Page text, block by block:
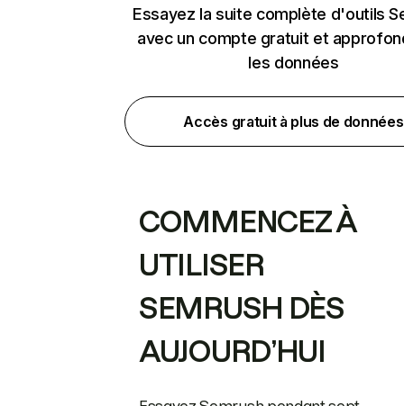
Essayez la suite complète d'outils
avec un compte gratuit et
les données
Accès gratuit à plus de données
COMMENCEZ À
UTILISER
SEMRUSH DÈS
AUJOURD’HUI